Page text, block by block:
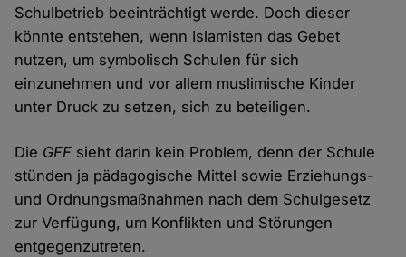
Schulbetrieb beeinträchtigt werde. Doch dieser
könnte entstehen, wenn Islamisten das Gebet
nutzen, um symbolisch Schulen für sich
einzunehmen und vor allem muslimische Kinder
unter Druck zu setzen, sich zu beteiligen.
Die GFF sieht darin kein Problem, denn der Schule
stünden ja pädagogische Mittel sowie Erziehungs-
und Ordnungsmaßnahmen nach dem Schulgesetz
zur Verfügung, um Konflikten und Störungen
entgegenzutreten.